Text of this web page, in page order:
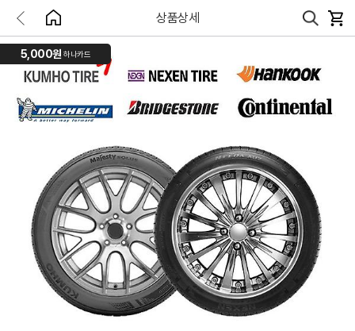
상품상세
5,000원 하나카드